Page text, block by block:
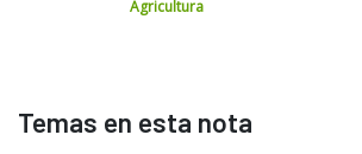
Agricultura
Temas en esta nota